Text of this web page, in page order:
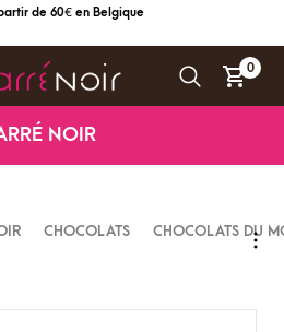
de 60 € en Belgique
0
NOIR
CHOCOLATS CHOCOLATS DU